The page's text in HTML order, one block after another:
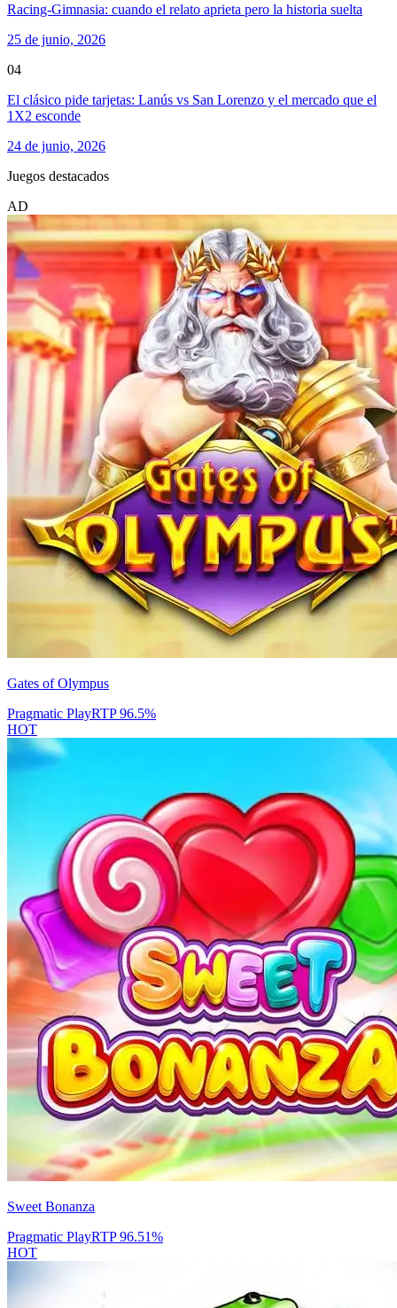
Racing-Gimnasia: cuando el relato aprieta pero la historia suelta
25 de junio, 2026
04
El clásico pide tarjetas: Lanús vs San Lorenzo y el mercado que el
1X2 esconde
24 de junio, 2026
Juegos destacados
AD
Gates of Olympus
Pragmatic PlayRTP96.5%
HOT
Sweet Bonanza
Pragmatic PlayRTP96.51%
HOT